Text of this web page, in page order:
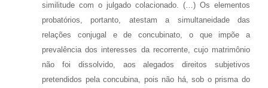
similitude com o julgado colacionado. (…) Os elementos
probatórios, portanto, atestam a simultaneidade das
relações conjugal e de concubinato, o que impõe a
prevalência dos interesses da recorrente, cujo matrimônio
não foi dissolvido, aos alegados direitos subjetivos
pretendidos pela concubina, pois não há, sob o prisma do